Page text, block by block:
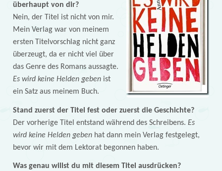
überhaupt von dir?
Nein, der Titel ist nicht von mir.
Mein Verlag war von meinem
ersten Titelvorschlag nicht ganz
überzeugt, da er nicht viel über
das Genre des Romans aussagte.
Es wird keine Helden geben ist
ein Satz aus meinem Buch.
Stand zuerst der Titel fest oder zuerst die Geschichte?
Der vorherige Titel entstand während des Schreibens. Es
wird keine Helden geben hat dann mein Verlag festgelegt,
bevor wir mit dem Lektorat begonnen haben.
Was genau willst du mit diesem Titel ausdrücken?